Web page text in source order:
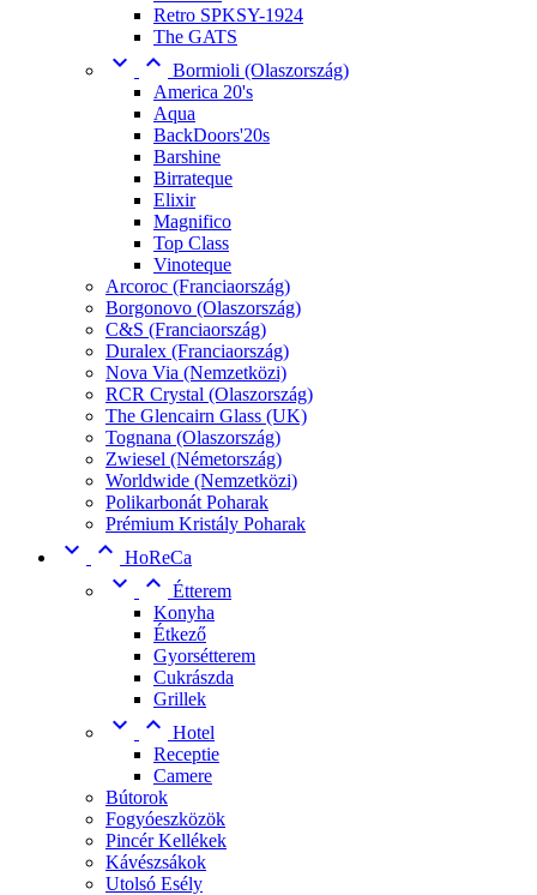
Retro SPKSY-1924
The GATS
  Bormioli (Olaszország)
America 20's
Aqua
BackDoors'20s
Barshine
Birrateque
Elixir
Magnifico
Top Class
Vinoteque
Arcoroc (Franciaország)
Borgonovo (Olaszország)
C&S (Franciaország)
Duralex (Franciaország)
Nova Via (Nemzetközi)
RCR Crystal (Olaszország)
The Glencairn Glass (UK)
Tognana (Olaszország)
Zwiesel (Németország)
Worldwide (Nemzetközi)
Polikarbonát Poharak
Prémium Kristály Poharak
  HoReCa
  Étterem
Konyha
Étkező
Gyorsétterem
Cukrászda
Grillek
  Hotel
Receptie
Camere
Bútorok
Fogyóeszközök
Pincér Kellékek
Kávészsákok
Utolsó Esély